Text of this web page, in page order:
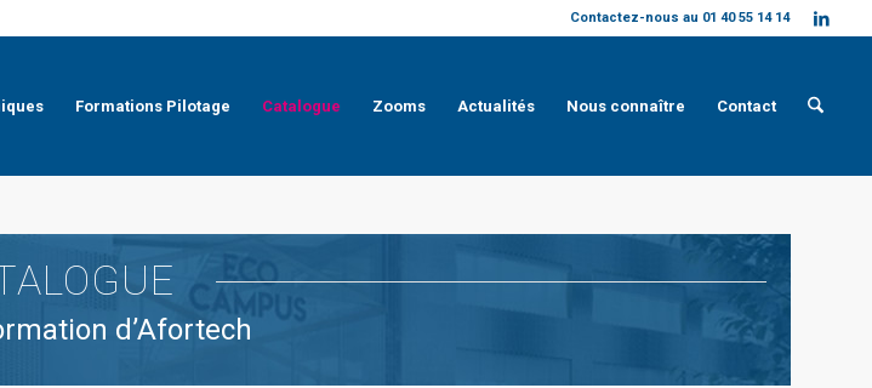
Contactez-nous au 01 40 55 14 14
Formations Pilotage Catalogue Zooms Actualités Nous connaître Contact
d’Afortech